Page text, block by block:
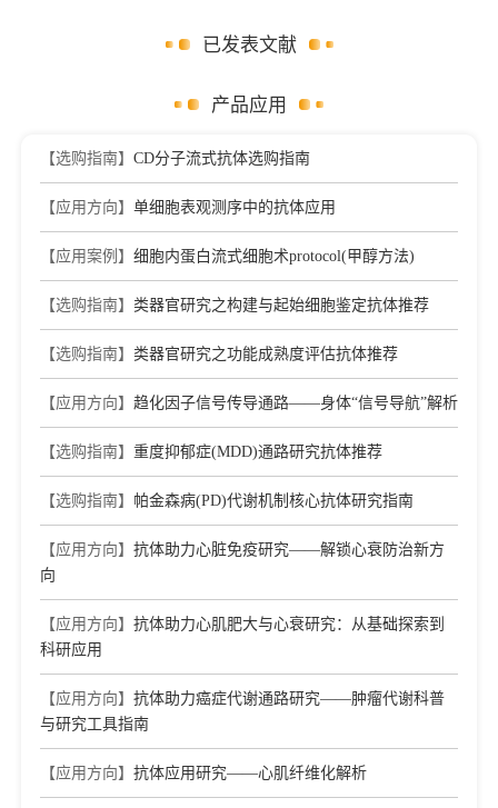
已发表文献
产品应用
【选购指南】 CD分子流式抗体选购指南
【应用方向】 单细胞表观测序中的抗体应用
【应用案例】 细胞内蛋白流式细胞术protocol(甲醇方法)
【选购指南】 类器官研究之构建与起始细胞鉴定抗体推荐
【选购指南】 类器官研究之功能成熟度评估抗体推荐
【应用方向】 趋化因子信号传导通路——身体“信号导航”解析
【选购指南】 重度抑郁症(MDD)通路研究抗体推荐
【选购指南】 帕金森病(PD)代谢机制核心抗体研究指南
【应用方向】 抗体助力心脏免疫研究——解锁心衰防治新方
向
【应用方向】 抗体助力心肌肥大与心衰研究：从基础探索到
科研应用
【应用方向】 抗体助力癌症代谢通路研究——肿瘤代谢科普
与研究工具指南
【应用方向】 抗体应用研究——心肌纤维化解析